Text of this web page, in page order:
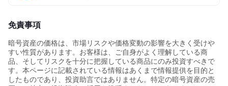
免責事項
暗号資産の価格は、市場リスクや価格変動の影響を大きく受けや
すい性質があります。お客様は、ご自身がよく理解している商
品、そしてリスクを十分に把握している商品にのみ投資すべきで
す。本ページに記載されている情報はあくまで情報提供を目的と
したものであり、投資助言ではありません。特定の暗号資産の売